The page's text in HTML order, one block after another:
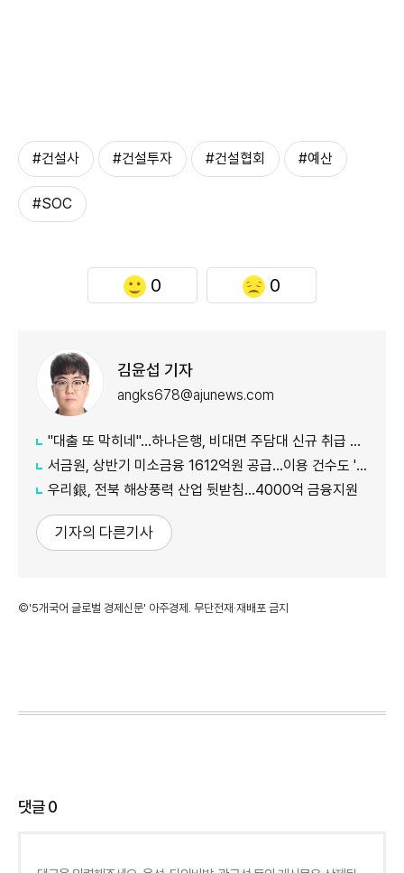
#건설사 #건설투자 #건설협회 #예산
#SOC
0 0
김윤섭 기자
angks678@ajunews.com
"대출 또 막히네"…하나은행, 비대면 주담대 신규 취급 중단
서금원, 상반기 미소금융 1612억원 공급…이용 건수도 '역대 최대'
우리銀, 전북 해상풍력 산업 뒷받침…4000억 금융지원
기자의 다른기사
©'5개국어 글로벌 경제신문' 아주경제. 무단전재·재배포 금지
댓글0